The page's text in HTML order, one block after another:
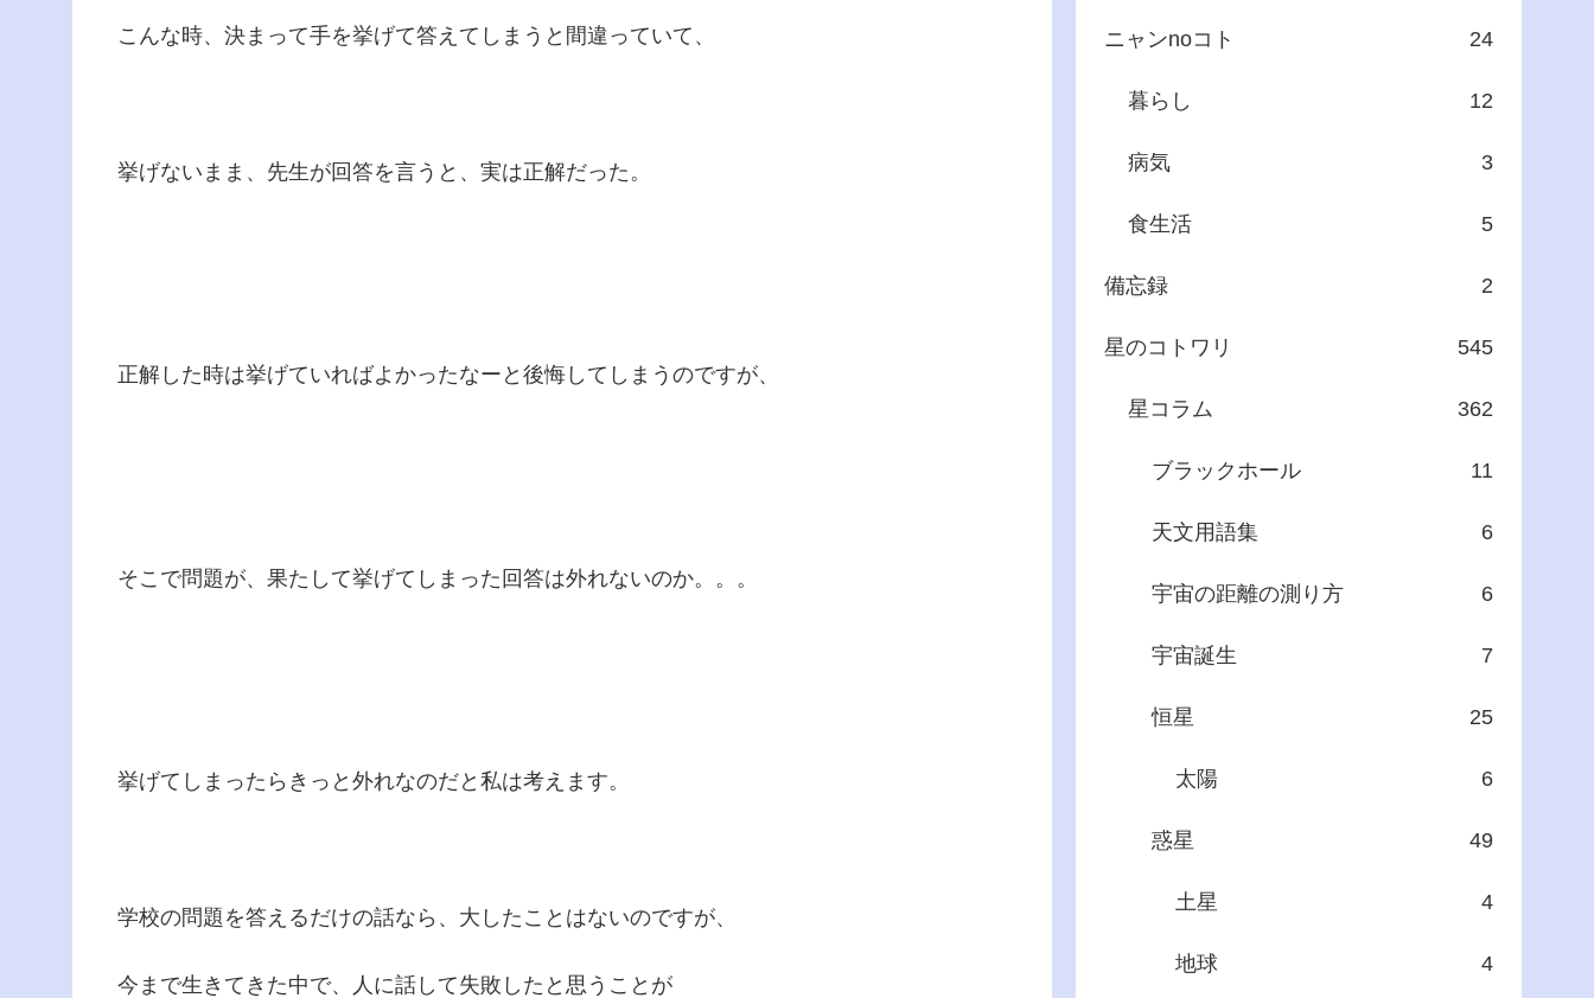
こんな時、決まって手を挙げて答えてしまうと間違っていて、
挙げないまま、先生が回答を言うと、実は正解だった。
正解した時は挙げていればよかったなーと後悔してしまうのですが、
そこで問題が、果たして挙げてしまった回答は外れないのか。。。
挙げてしまったらきっと外れなのだと私は考えます。
学校の問題を答えるだけの話なら、大したことはないのですが、
今まで生きてきた中で、人に話して失敗したと思うことが
ニャンnoコト 24
暮らし 12
病気 3
食生活 5
備忘録 2
星のコトワリ 545
星コラム 362
ブラックホール 11
天文用語集 6
宇宙の距離の測り方 6
宇宙誕生 7
恒星 25
太陽 6
惑星 49
土星 4
地球 4